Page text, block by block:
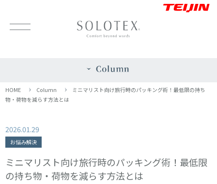
HOME Column
ミニマリスト向け旅行時のパッキング術！最低限の持ち
物・荷物を減らす方法とは
2026.01.29
お悩み解決
ミニマリスト向け旅行時のパッキング術！最低限
の持ち物・荷物を減らす方法とは